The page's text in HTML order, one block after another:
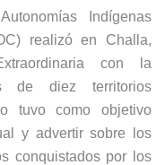
Indígenas
realizó en Challa,
con la
de diez territorios
tuvo como objetivo
y advertir sobre los
conquistados por los